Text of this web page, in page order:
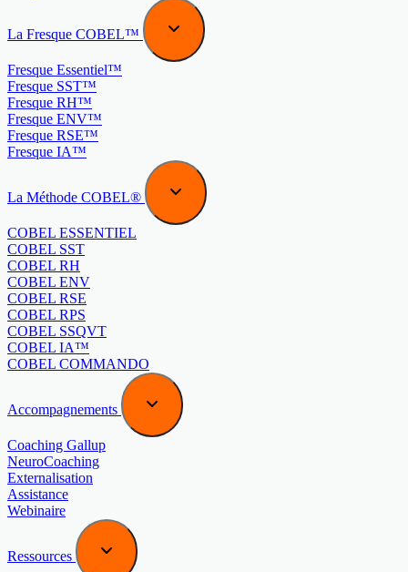
La Fresque COBEL™
Fresque Essentiel™
Fresque SST™
Fresque RH™
Fresque ENV™
Fresque RSE™
Fresque IA™
La Méthode COBEL®
COBEL ESSENTIEL
COBEL SST
COBEL RH
COBEL ENV
COBEL RSE
COBEL RPS
COBEL SSQVT
COBEL IA™
COBEL COMMANDO
Accompagnements
Coaching Gallup
NeuroCoaching
Externalisation
Assistance
Webinaire
Ressources